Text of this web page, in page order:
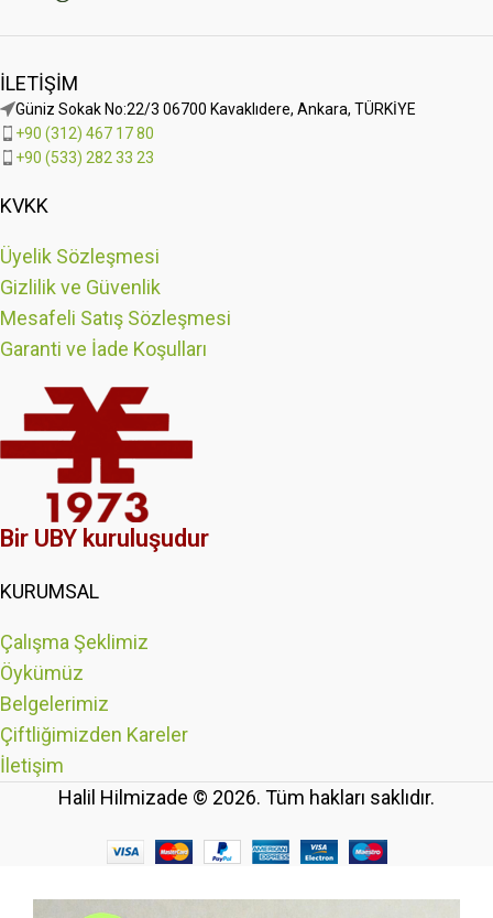
İLETIŞIM
Güniz Sokak No:22/3 06700 Kavaklıdere, Ankara, TÜRKİYE
+90 (312) 467 17 80
+90 (533) 282 33 23
KVKK
Üyelik Sözleşmesi
Gizlilik ve Güvenlik
Mesafeli Satış Sözleşmesi
Garanti ve İade Koşulları
Bir UBY kuruluşudur
KURUMSAL
Çalışma Şeklimiz
Öykümüz
Belgelerimiz
Çiftliğimizden Kareler
İletişim
Halil Hilmizade © 2026. Tüm hakları saklıdır.